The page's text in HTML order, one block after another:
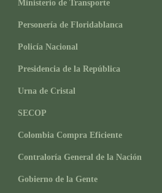
Ministerio de Transporte
Personería de Floridablanca
Policía Nacional
Presidencia de la República
Urna de Cristal
SECOP
Colombia Compra Eficiente
Contraloría General de la Nación
Gobierno de la Gente